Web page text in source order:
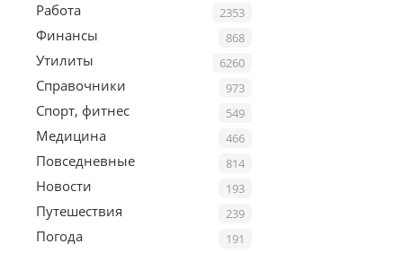
2353
Работа
868
Финансы
6260
Утилиты
973
Справочники
549
Спорт, фитнес
466
Медицина
814
Повседневные
193
Новости
239
Путешествия
191
Погода